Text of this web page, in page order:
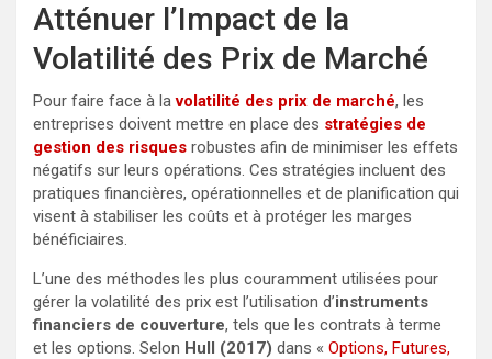
Atténuer l’Impact de la
Volatilité des Prix de Marché
Pour faire face à lavolatilité des prix de marché, les
entreprises doivent mettre en place des stratégies de
gestion des risques robustes afin de minimiser les effets
négatifs sur leurs opérations. Ces stratégies incluent des
pratiques financières, opérationnelles et de planification qui
visent à stabiliser les coûts et à protéger les marges
bénéficiaires.
L’une des méthodes les plus couramment utilisées pour
gérer la volatilité des prix est l’utilisation d’instruments
financiers de couverture, tels que les contrats à terme
et les options. Selon Hull (2017) dans « Options, Futures,